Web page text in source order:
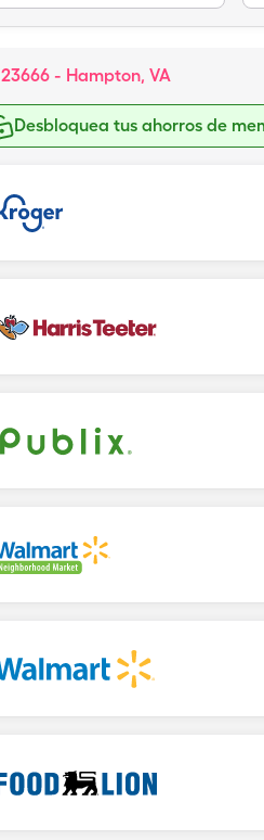
23666 - Hampton, VA
Desbloquea tus ahorros de